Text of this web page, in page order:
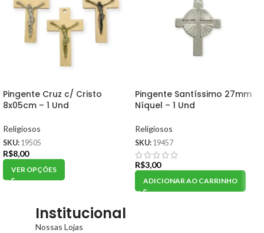
Pingente Cruz c/ Cristo
8x05cm – 1 Und
Religiosos
SKU: 19505
R$8,00
VER OPÇÕES
Pingente Santíssimo 27mm
Níquel – 1 Und
Religiosos
SKU: 19457
R$3,00
ADICIONAR AO CARRINHO
Institucional
Nossas Lojas